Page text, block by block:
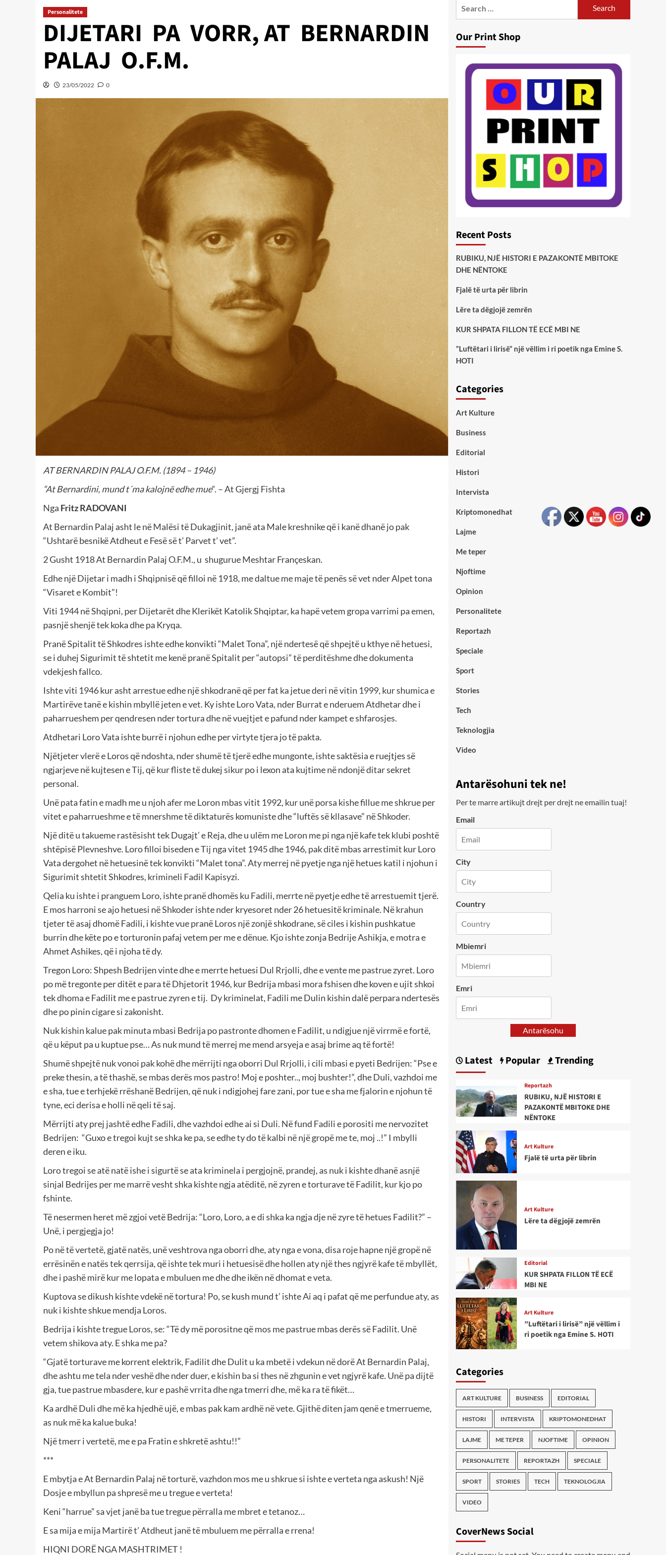
Personalitete
DIJETARI PA VORR, AT BERNARDIN
PALAJ O.F.M.
23/05/2022 0
AT BERNARDIN PALAJ O.F.M. (1894 – 1946)
“At Bernardini, mund t´ma kalojnë edhe mue“. – At Gjergj Fishta
Nga Fritz RADOVANI
At Bernardin Palaj asht le në Malësi të Dukagjinit, janë ata Male kreshnike që i kanë dhanë jo pak
“Ushtarë besnikë Atdheut e Fesë së t’ Parvet t’ vet”.
2 Gusht 1918 At Bernardin Palaj O.F.M., u shugurue Meshtar Françeskan.
Edhe një Dijetar i madh i Shqipnisë që filloi në 1918, me daltue me maje të penës së vet nder Alpet tona
“Visaret e Kombit”!
Viti 1944 në Shqipni, per Dijetarët dhe Klerikët Katolik Shqiptar, ka hapë vetem gropa varrimi pa emen,
pasnjë shenjë tek koka dhe pa Kryqa.
Pranë Spitalit të Shkodres ishte edhe konvikti “Malet Tona”, një ndertesë që shpejtë u kthye në hetuesi,
se i duhej Sigurimit të shtetit me kenë pranë Spitalit per “autopsi” të perditëshme dhe dokumenta
vdekjesh fallco.
Ishte viti 1946 kur asht arrestue edhe një shkodranë që per fat ka jetue deri në vitin 1999, kur shumica e
Martirëve tanë e kishin mbyllë jeten e vet. Ky ishte Loro Vata, nder Burrat e nderuem Atdhetar dhe i
paharrueshem per qendresen nder tortura dhe në vuejtjet e pafund nder kampet e shfarosjes.
Atdhetari Loro Vata ishte burrë i njohun edhe per virtyte tjera jo të pakta.
Njëtjeter vlerë e Loros që ndoshta, nder shumë të tjerë edhe mungonte, ishte saktësia e ruejtjes së
ngjarjeve në kujtesen e Tij, që kur fliste të dukej sikur po i lexon ata kujtime në ndonjë ditar sekret
personal.
Unë pata fatin e madh me u njoh afer me Loron mbas vitit 1992, kur unë porsa kishe fillue me shkrue per
vitet e paharrueshme e të mnershme të diktaturës komuniste dhe “luftës së kllasave” në Shkoder.
Një ditë u takueme rastësisht tek Dugajt’ e Reja, dhe u ulëm me Loron me pi nga një kafe tek klubi poshtë
shtëpisë Plevneshve. Loro filloi biseden e Tij nga vitet 1945 dhe 1946, pak ditë mbas arrestimit kur Loro
Vata dergohet në hetuesinë tek konvikti “Malet tona”. Aty merrej në pyetje nga një hetues katil i njohun i
Sigurimit shtetit Shkodres, krimineli Fadil Kapisyzi.
Qelia ku ishte i pranguem Loro, ishte pranë dhomës ku Fadili, merrte në pyetje edhe të arrestuemit tjerë.
E mos harroni se ajo hetuesi në Shkoder ishte nder kryesoret nder 26 hetuesitë kriminale. Në krahun
tjeter të asaj dhomë Fadili, i kishte vue pranë Loros një zonjë shkodrane, së ciles i kishin pushkatue
burrin dhe këte po e torturonin pafaj vetem per me e dënue. Kjo ishte zonja Bedrije Ashikja, e motra e
Ahmet Ashikes, që i njoha të dy.
Tregon Loro: Shpesh Bedrijen vinte dhe e merrte hetuesi Dul Rrjolli, dhe e vente me pastrue zyret. Loro
po më tregonte per ditët e para të Dhjetorit 1946, kur Bedrija mbasi mora fshisen dhe koven e ujit shkoi
tek dhoma e Fadilit me e pastrue zyren e tij. Dy kriminelat, Fadili me Dulin kishin dalë perpara ndertesës
dhe po pinin cigare si zakonisht.
Nuk kishin kalue pak minuta mbasi Bedrija po pastronte dhomen e Fadilit, u ndigjue një virrmë e fortë,
që u këput pa u kuptue pse… As nuk mund të merrej me mend arsyeja e asaj brime aq të fortë!
Shumë shpejtë nuk vonoi pak kohë dhe mërrijti nga oborri Dul Rrjolli, i cili mbasi e pyeti Bedrijen: “Pse e
preke thesin, a të thashë, se mbas derës mos pastro! Moj e poshter.., moj bushter!”, dhe Duli, vazhdoi me
e sha, tue e terhjekë rrëshanë Bedrijen, që nuk i ndigjohej fare zani, por tue e sha me fjalorin e njohun të
tyne, eci derisa e holli në qeli të saj.
Mërrijti aty prej jashtë edhe Fadili, dhe vazhdoi edhe ai si Duli. Në fund Fadili e porositi me nervozitet
Bedrijen: “Guxo e tregoi kujt se shka ke pa, se edhe ty do të kalbi në një gropë me te, moj ..!” I mbylli
deren e iku.
Loro tregoi se atë natë ishe i sigurtë se ata kriminela i pergjojnë, prandej, as nuk i kishte dhanë asnjë
sinjal Bedrijes per me marrë vesht shka kishte ngja atëditë, në zyren e torturave të Fadilit, kur kjo po
fshinte.
Të nesermen heret më zgjoi vetë Bedrija: “Loro, Loro, a e di shka ka ngja dje në zyre të hetues Fadilit?” –
Unë, i pergjegja jo!
Po në të vertetë, gjatë natës, unë veshtrova nga oborri dhe, aty nga e vona, disa roje hapne një gropë në
errësinën e natës tek qerrsija, që ishte tek muri i hetuesisë dhe hollen aty një thes ngjyrë kafe të mbyllët,
dhe i pashë mirë kur me lopata e mbuluen me dhe dhe ikën në dhomat e veta.
Kuptova se dikush kishte vdekë në tortura! Po, se kush mund t’ ishte Ai aq i pafat që me perfundue aty, as
nuk i kishte shkue mendja Loros.
Bedrija i kishte tregue Loros, se: “Të dy më porositne që mos me pastrue mbas derës së Fadilit. Unë
vetem shikova aty. E shka me pa?
“Gjatë torturave me korrent elektrik, Fadilit dhe Dulit u ka mbetë i vdekun në dorë At Bernardin Palaj,
dhe ashtu me tela nder veshë dhe nder duer, e kishin ba si thes në zhgunin e vet ngjyrë kafe. Unë pa dijtë
gja, tue pastrue mbasdere, kur e pashë vrrita dhe nga tmerri dhe, më ka ra të fikët…
Ka ardhë Duli dhe më ka hjedhë ujë, e mbas pak kam ardhë në vete. Gjithë diten jam qenë e tmerrueme,
as nuk më ka kalue buka!
Një tmerr i vertetë, me e pa Fratin e shkretë ashtu!!”
***
E mbytja e At Bernardin Palaj në torturë, vazhdon mos me u shkrue si ishte e verteta nga askush! Një
Dosje e mbyllun pa shpresë me u tregue e verteta!
Keni “harrue” sa vjet janë ba tue tregue përralla me mbret e tetanoz…
E sa mija e mija Martirë t’ Atdheut janë të mbuluem me përralla e rrena!
HIQNI DORË NGA MASHTRIMET !
Our Print Shop
Recent Posts
RUBIKU, NJË HISTORI E PAZAKONTË MBITOKE
DHE NËNTOKE
Fjalë të urta për librin
Lëre ta dëgjojë zemrën
KUR SHPATA FILLON TË ECË MBI NE
”Luftëtari i lirisë” një vëllim i ri poetik nga Emine S.
HOTI
Categories
Art Kulture
Business
Editorial
Histori
Intervista
Kriptomonedhat
Lajme
Me teper
Njoftime
Opinion
Personalitete
Reportazh
Speciale
Sport
Stories
Tech
Teknologjia
Video
Antarësohuni tek ne!
Per te marre artikujt drejt per drejt ne emailin tuaj!
Email
City
Country
Mbiemri
Emri
Antarësohu
Latest Popular Trending
Reportazh
RUBIKU, NJË HISTORI E
PAZAKONTË MBITOKE DHE
NËNTOKE
Art Kulture
Fjalë të urta për librin
Art Kulture
Lëre ta dëgjojë zemrën
Editorial
KUR SHPATA FILLON TË ECË
MBI NE
Art Kulture
”Luftëtari i lirisë” një vëllim i
ri poetik nga Emine S. HOTI
Categories
ART KULTURE BUSINESS EDITORIAL
HISTORI INTERVISTA KRIPTOMONEDHAT
LAJME ME TEPER NJOFTIME OPINION
PERSONALITETE REPORTAZH SPECIALE
SPORT STORIES TECH TEKNOLOGJIA
VIDEO
CoverNews Social